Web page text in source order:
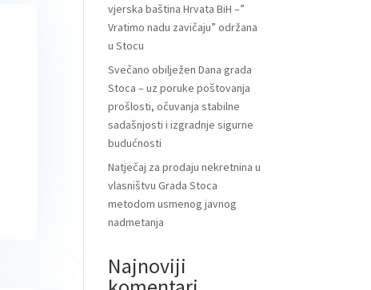
vjerska baština Hrvata BiH –”
Vratimo nadu zavičaju” održana
u Stocu
Svečano obilježen Dana grada
Stoca – uz poruke poštovanja
prošlosti, očuvanja stabilne
sadašnjosti i izgradnje sigurne
budućnosti
Natječaj za prodaju nekretnina u
vlasništvu Grada Stoca
metodom usmenog javnog
nadmetanja
Najnoviji